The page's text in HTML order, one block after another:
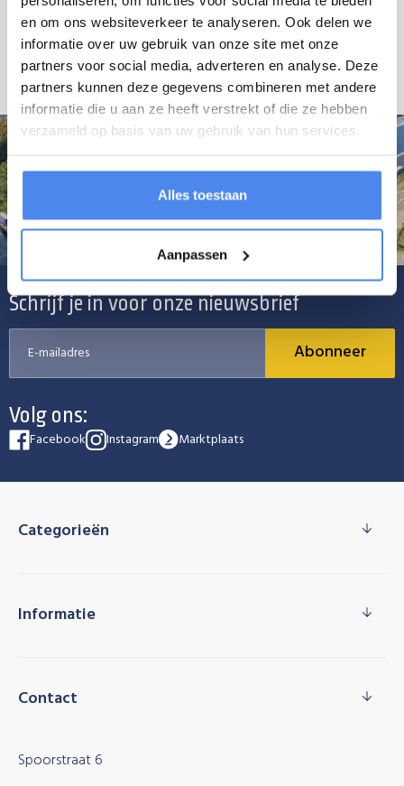
en om ons websiteverkeer te analyseren. Ook delen we
informatie over uw gebruik van onze site met onze
partners voor social media, adverteren en analyse. Deze
partners kunnen deze gegevens combineren met andere
informatie die u aan ze heeft verstrekt of die ze hebben
verzameld op basis van uw gebruik van hun services.
Alles toestaan
Aanpassen
Geschikt voor:
- Hulco Terrax 294x150cm machinetransporter
- Hulco Terrax Basic 294x150cm machinetransporter
Schrijf je in voor onze nieuwsbrief
Abonneer
Volg ons:
Facebook Instagram Marktplaats
Categorieën
Informatie
Contact
Spoorstraat 6